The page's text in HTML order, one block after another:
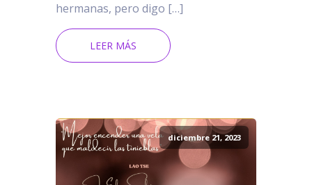
hermanas, pero digo […]
LEER MÁS
diciembre 21, 2023